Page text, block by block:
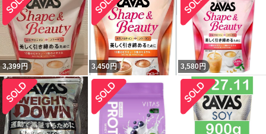
3,399円 3,450円 3,580円